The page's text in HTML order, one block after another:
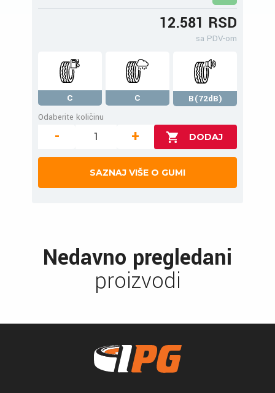
12.581 RSD
sa PDV-om
C C
B(72dB)
Odaberite količinu
- +
SAZNAJ VIŠE O GUMI
Nedavno pregledani
proizvodi